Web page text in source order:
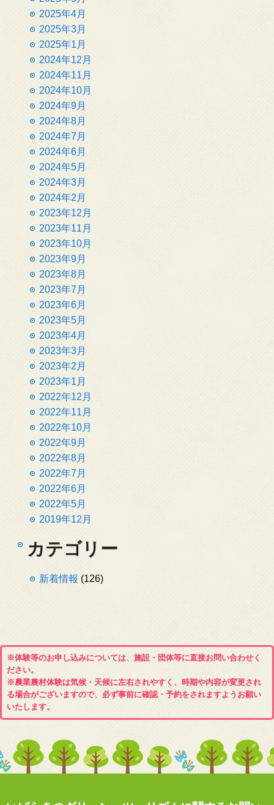
2025年4月
2025年3月
2025年1月
2024年12月
2024年11月
2024年10月
2024年9月
2024年8月
2024年7月
2024年6月
2024年5月
2024年3月
2024年2月
2023年12月
2023年11月
2023年10月
2023年9月
2023年8月
2023年7月
2023年6月
2023年5月
2023年4月
2023年3月
2023年2月
2023年1月
2022年12月
2022年11月
2022年10月
2022年9月
2022年8月
2022年7月
2022年6月
2022年5月
2019年12月
カテゴリー
新着情報 (126)
※体験等のお申し込みについては、施設・団体等に直接お問い合わせく
ださい。
※農業農村体験は気候・天候に左右されやすく、時期や内容が変更され
る場合がございますので、必ず事前に確認・予約をされますようお願い
いたします。